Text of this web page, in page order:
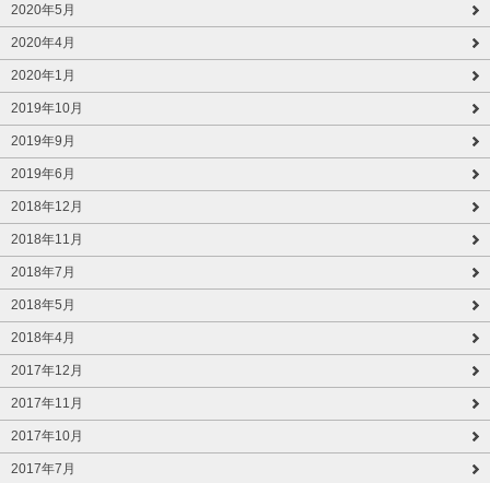
2020年5月
2020年4月
2020年1月
2019年10月
2019年9月
2019年6月
2018年12月
2018年11月
2018年7月
2018年5月
2018年4月
2017年12月
2017年11月
2017年10月
2017年7月